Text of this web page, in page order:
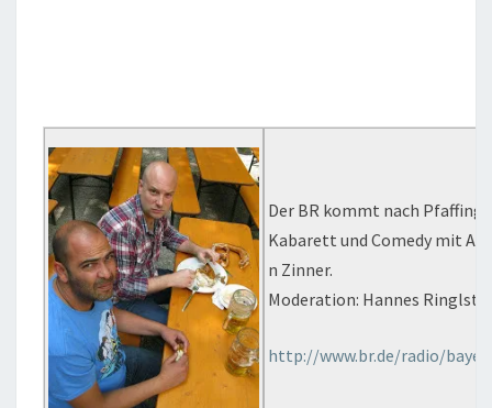
Der BR kommt nach
Kabarett und Comedy mit
n Zinner.
Moderation: Hannes
http://www.br.de/radio/